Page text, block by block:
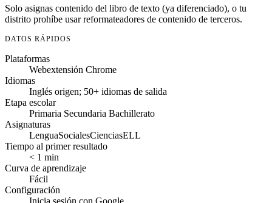
Solo asignas contenido del libro de texto (ya diferenciado), o tu
distrito prohíbe usar reformateadores de contenido de terceros.
DATOS RÁPIDOS
Plataformas
Webextensión Chrome
Idiomas
Inglés origen; 50+ idiomas de salida
Etapa escolar
Primaria Secundaria Bachillerato
Asignaturas
LenguaSocialesCienciasELL
Tiempo al primer resultado
< 1 min
Curva de aprendizaje
Fácil
Configuración
Inicia sesión con Google